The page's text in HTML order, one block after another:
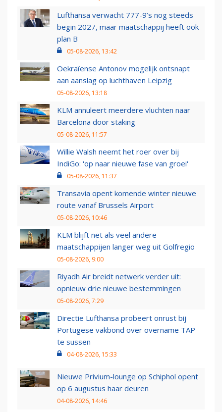
Lufthansa verwacht 777-9’s nog steeds
begin 2027, maar maatschappij heeft ook
plan B
05-08-2026, 13:42
Oekraïense Antonov mogelijk ontsnapt
aan aanslag op luchthaven Leipzig
05-08-2026, 13:18
KLM annuleert meerdere vluchten naar
Barcelona door staking
05-08-2026, 11:57
Willie Walsh neemt het roer over bij
IndiGo: 'op naar nieuwe fase van groei'
05-08-2026, 11:37
Transavia opent komende winter nieuwe
route vanaf Brussels Airport
05-08-2026, 10:46
KLM blijft net als veel andere
maatschappijen langer weg uit Golfregio
05-08-2026, 9:00
Riyadh Air breidt netwerk verder uit:
opnieuw drie nieuwe bestemmingen
05-08-2026, 7:29
Directie Lufthansa probeert onrust bij
Portugese vakbond over overname TAP
te sussen
04-08-2026, 15:33
Nieuwe Privium-lounge op Schiphol opent
op 6 augustus haar deuren
04-08-2026, 14:46